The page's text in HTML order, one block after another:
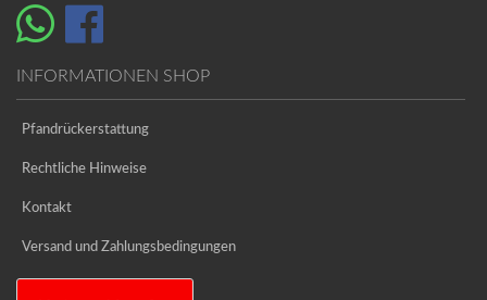
INFORMATIONEN SHOP
Pfandrückerstattung
Rechtliche Hinweise
Kontakt
Versand und Zahlungsbedingungen